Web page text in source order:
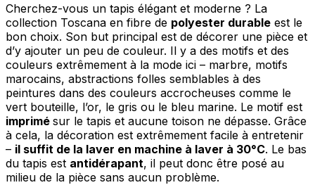
Cherchez-vous un tapis élégant et moderne ? La
collection Toscana en fibre de polyester durable est le
bon choix. Son but principal est de décorer une pièce et
d’y ajouter un peu de couleur. Il y a des motifs et des
couleurs extrêmement à la mode ici – marbre, motifs
marocains, abstractions folles semblables à des
peintures dans des couleurs accrocheuses comme le
vert bouteille, l’or, le gris ou le bleu marine. Le motif est
imprimé sur le tapis et aucune toison ne dépasse. Grâce
à cela, la décoration est extrêmement facile à entretenir
– il suffit de la laver en machine à laver à 30°C. Le bas
du tapis est antidérapant, il peut donc être posé au
milieu de la pièce sans aucun problème.